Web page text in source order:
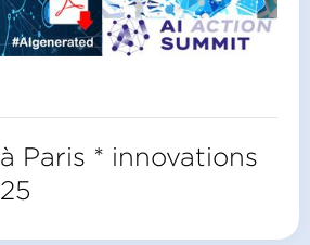
Paris * innovations